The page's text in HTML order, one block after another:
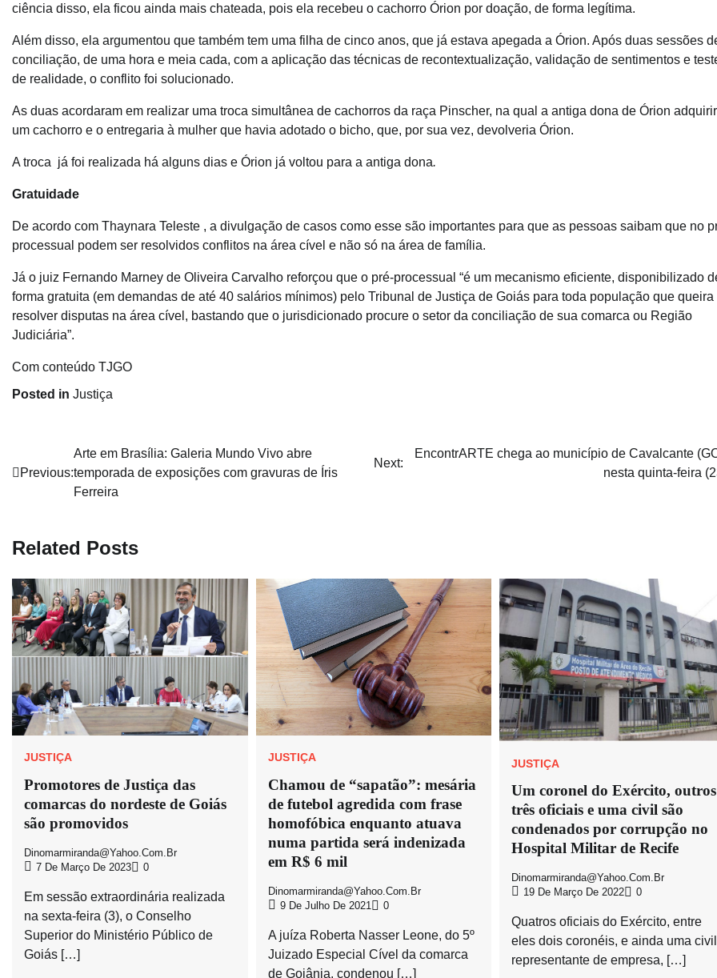
ciência disso, ela ficou ainda mais chateada, pois ela recebeu o cachorro Órion por doação, de forma legítima.
Além disso, ela argumentou que também tem uma filha de cinco anos, que já estava apegada a Órion. Após duas sessões
conciliação, de uma hora e meia cada, com a aplicação das técnicas de recontextualização, validação de sentimentos e
de realidade, o conflito foi solucionado.
As duas acordaram em realizar uma troca simultânea de cachorros da raça Pinscher, na qual a antiga dona de Órion
um cachorro e o entregaria à mulher que havia adotado o bicho, que, por sua vez, devolveria Órion.
A troca já foi realizada há alguns dias e Órion já voltou para a antiga dona.
Gratuidade
De acordo com Thaynara Teleste , a divulgação de casos como esse são importantes para que as pessoas saibam que no
processual podem ser resolvidos conflitos na área cível e não só na área de família.
Já o juiz Fernando Marney de Oliveira Carvalho reforçou que o pré-processual “é um mecanismo eficiente, disponibilizado
forma gratuita (em demandas de até 40 salários mínimos) pelo Tribunal de Justiça de Goiás para toda população que queira
resolver disputas na área cível, bastando que o jurisdicionado procure o setor da conciliação de sua comarca ou Região
Judiciária”.
Com conteúdo TJGO
Posted in Justiça
Navegação
Previous:
Arte em Brasília: Galeria Mundo Vivo abre
temporada de exposições com gravuras de Íris
Ferreira
Next:
EncontrARTE chega ao município de Cavalcante
nesta quinta-feira
Related Posts
JUSTIÇA
Promotores de Justiça das
comarcas do nordeste de Goiás
são promovidos
Dinomarmiranda@yahoo.com.br
7 De Março De 2023
0
Em sessão extraordinária realizada
na sexta-feira (3), o Conselho
Superior do Ministério Público de
Goiás […]
JUSTIÇA
Chamou de “sapatão”: mesária
de futebol agredida com frase
homofóbica enquanto atuava
numa partida será indenizada
em R$ 6 mil
Dinomarmiranda@yahoo.com.br
9 De Julho De 2021
0
A juíza Roberta Nasser Leone, do 5º
Juizado Especial Cível da comarca
de Goiânia, condenou […]
JUSTIÇA
Um coronel do Exército, outros
três oficiais e uma civil são
condenados por corrupção no
Hospital Militar de Recife
Dinomarmiranda@yahoo.com.br
19 De Março De 2022
0
Quatros oficiais do Exército, entre
eles dois coronéis, e ainda uma
representante de empresa, […]